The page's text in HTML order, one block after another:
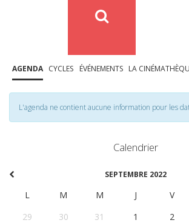
AGENDA CYCLES ÉVÉNEMENTS LA
L'agenda ne contient aucune information pour les
Calendrier
SEPTEMBRE 2022
L M M J V
29
30 31 1 2